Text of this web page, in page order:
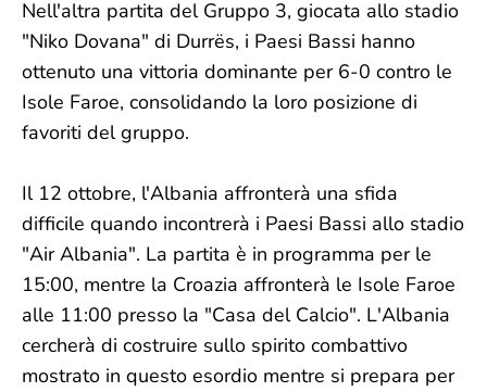
Nell'altra partita del Gruppo 3, giocata allo stadio
"Niko Dovana" di Durrës, i Paesi Bassi hanno
ottenuto una vittoria dominante per 6-0 contro le
Isole Faroe, consolidando la loro posizione di
favoriti del gruppo.
Il 12 ottobre, l'Albania affronterà una sfida
difficile quando incontrerà i Paesi Bassi allo stadio
"Air Albania". La partita è in programma per le
15:00, mentre la Croazia affronterà le Isole Faroe
alle 11:00 presso la "Casa del Calcio". L'Albania
cercherà di costruire sullo spirito combattivo
mostrato in questo esordio mentre si prepara per